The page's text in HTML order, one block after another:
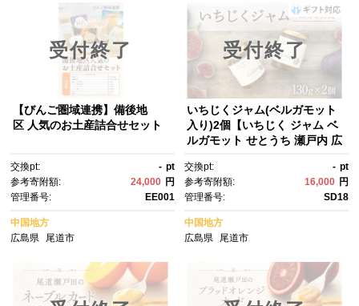
受付終了
【びんご圏域連携】備後地
区 人気のお土産詰合せセット
交換pt: - pt
参考寄附額:
24,000 円
管理番号:
EE001
中国地方
広島県
尾道市
受付終了
いちじくジャム(ベルガモット
入り)2個【いちじく ジャム ベ
ルガモット せとうち 瀬戸内 広
交換pt: - pt
参考寄附額:
16,000 円
管理番号:
SD18
中国地方
広島県
尾道市